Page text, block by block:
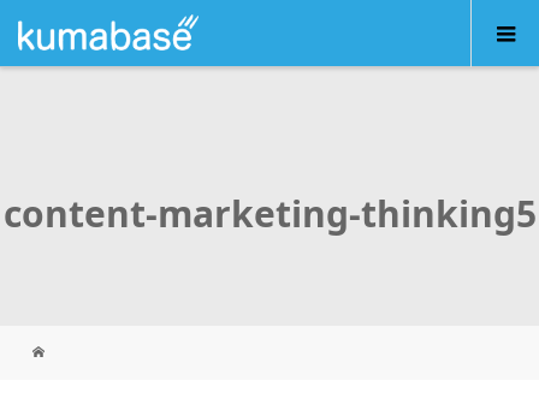
content-marketing-thinking5